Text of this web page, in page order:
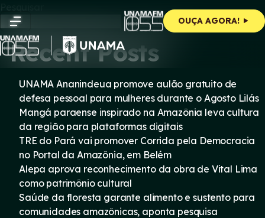
content
OUÇA AGORA!
Pesquisar
Pesquisar
Recent Posts
UNAMA Ananindeua promove aulão gratuito de
defesa pessoal para mulheres durante o Agosto Lilás
Mangá paraense inspirado na Amazônia leva cultura
da região para plataformas digitais
TRE do Pará vai promover Corrida pela Democracia
no Portal da Amazônia, em Belém
Alepa aprova reconhecimento da obra de Vital Lima
como patrimônio cultural
Saúde da floresta garante alimento e sustento para
comunidades amazônicas, aponta pesquisa